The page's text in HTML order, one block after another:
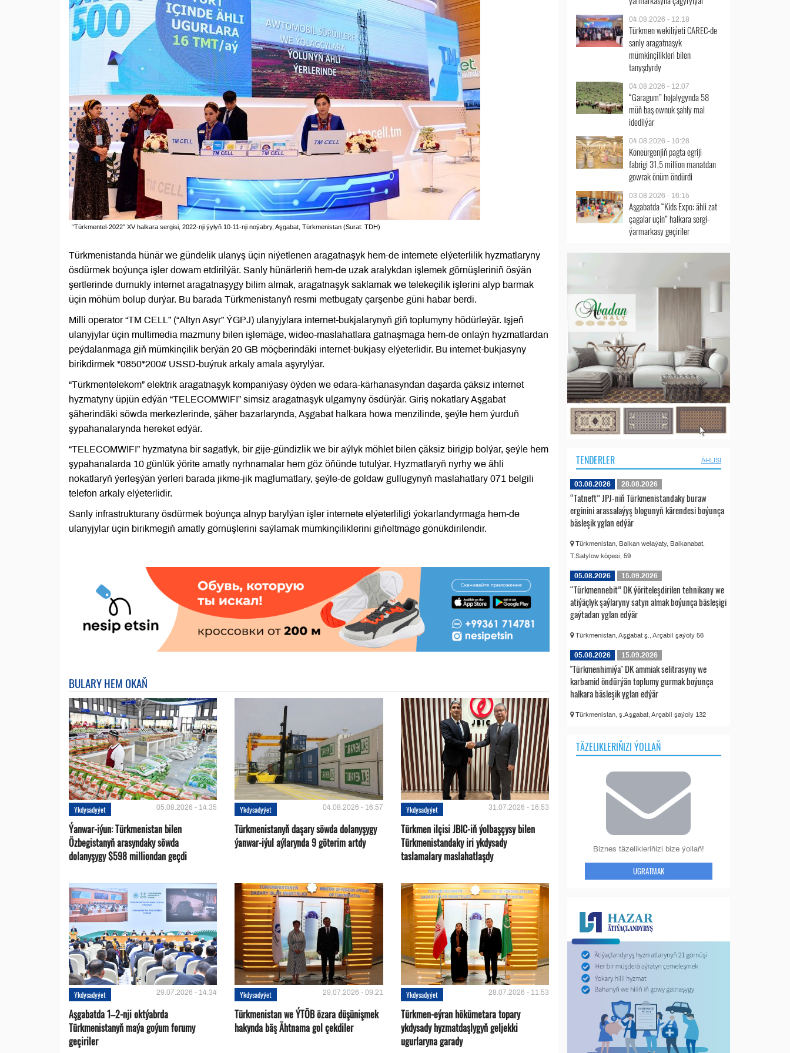
“Türkmentel-2022” XV halkara sergisi, 2022-nji ýylyň 10-11-nji noýabry, Aşgabat, Türkmenistan (Surat: TDH)
Türkmenistanda hünär we gündelik ulanyş üçin niýetlenen aragatnaşyk hem-de internete elýeterlilik hyzmatlaryny
ösdürmek boýunça işler dowam etdirilýär. Sanly hünärleriň hem-de uzak aralykdan işlemek görnüşleriniň ösýän
şertlerinde durnukly internet aragatnaşygy bilim almak, aragatnaşyk saklamak we telekeçilik işlerini alyp barmak
üçin möhüm bolup durýar. Bu barada Türkmenistanyň resmi metbugaty çarşenbe güni habar berdi.
Milli operator “TM CELL” (“Altyn Asyr” ÝGPJ) ulanyjylara internet-bukjalarynyň giň toplumyny hödürleýär. Işjeň
ulanyjylar üçin multimedia mazmuny bilen işlemäge, wideo-maslahatlara gatnaşmaga hem-de onlaýn hyzmatlardan
peýdalanmaga giň mümkinçilik berýän 20 GB möçberindäki internet-bukjasy elýeterlidir. Bu internet-bukjasyny
birikdirmek *0850*200# USSD-buýruk arkaly amala aşyrylýar.
“Türkmentelekom” elektrik aragatnaşyk kompaniýasy öýden we edara-kärhanasyndan daşarda çäksiz internet
hyzmatyny üpjün edýän “TELECOMWIFI” simsiz aragatnaşyk ulgamyny ösdürýär. Giriş nokatlary Aşgabat
şäherindäki söwda merkezlerinde, şäher bazarlarynda, Aşgabat halkara howa menzilinde, şeýle hem ýurduň
şypahanalarynda hereket edýär.
“TELECOMWIFI” hyzmatyna bir sagatlyk, bir gije-gündizlik we bir aýlyk möhlet bilen çäksiz birigip bolýar, şeýle hem
şypahanalarda 10 günlük ýörite amatly nyrhnamalar hem göz öňünde tutulýar. Hyzmatlaryň nyrhy we ähli
nokatlaryň ýerleşýän ýerleri barada jikme-jik maglumatlary, şeýle-de goldaw gullugynyň maslahatlary 071 belgili
telefon arkaly elýeterlidir.
Sanly infrastrukturany ösdürmek boýunça alnyp barylýan işler internete elýeterliligi ýokarlandyrmaga hem-de
ulanyjylar üçin birikmegiň amatly görnüşlerini saýlamak mümkinçiliklerini giňeltmäge gönükdirilendir.
BULARY HEM OKAŇ
Ykdysadyýet 05.08.2026 - 14:35
Ýanwar-iýun: Türkmenistan bilen
Özbegistanyň arasyndaky söwda
dolanyşygy $598 milliondan geçdi
Ykdysadyýet 04.08.2026 - 16:57
Türkmenistanyň daşary söwda dolanyşygy
ýanwar-iýul aýlarynda 9 göterim artdy
Ykdysadyýet 31.07.2026 - 16:53
Türkmen ilçisi JBIC-iň ýolbaşçysy bilen
Türkmenistandaky iri ykdysady
taslamalary maslahatlaşdy
Ykdysadyýet 29.07.2026 - 14:34
Aşgabatda 1–2-nji oktýabrda
Türkmenistanyň maýa goýum forumy
geçiriler
Ykdysadyýet 29.07.2026 - 09:21
Türkmenistan we ÝTÖB özara düşünişmek
hakynda bäş Ähtnama gol çekdiler
Ykdysadyýet 28.07.2026 - 11:53
Türkmen-eýran hökümetara topary
ykdysady hyzmatdaşlygyň geljekki
ugurlaryna garady
04.08.2026 - 12:18
Türkmen wekiliýeti CAREC-de
sanly aragatnaşyk
mümkinçilikleri bilen
tanyşdyrdy
04.08.2026 - 12:07
“Garagum” hojalygynda 58
müň baş ownuk şahly mal
idedilýär
04.08.2026 - 10:28
Köneürgenjiň pagta egriji
fabrigi 31,5 million manatdan
gowrak önüm öndürdi
03.08.2026 - 16:15
Aşgabatda “Kids Expo: ähli zat
çagalar üçin” halkara sergi-
ýarmarkasy geçiriler
TENDERLER ÄHLISI
03.08.2026 28.08.2026
“Tatneft” JPJ-niň Türkmenistandaky buraw
erginini arassalaýyş blogunyň kärendesi boýunça
bäsleşik yglan edýär
Türkmenistan, Balkan welaýaty, Balkanabat,
T.Satylow köçesi, 59
05.08.2026 15.09.2026
“Türkmennebit” DK ýöriteleşdirilen tehnikany we
atiýäçlyk şaýlaryny satyn almak boýunça bäsleşigi
gaýtadan yglan edýär
Türkmenistan, Aşgabat ş., Arçabil şaýoly 56
05.08.2026 15.09.2026
"Türkmenhimiýa" DK ammiak selitrasyny we
karbamid öndürýän toplumy gurmak boýunça
halkara bäsleşik yglan edýär
Türkmenistan, ş.Aşgabat, Arçabil şaýoly 132
TÄZELIKLERIŇIZI ÝOLLAŇ
Biznes täzelikleriňizi bize ýollaň!
UGRATMAK